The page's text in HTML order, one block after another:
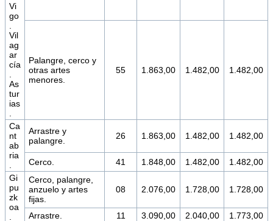
Vi
go
Vil
ag
ar
cía
As
tur
ias
Palangre, cerco y
otras artes
menores.
55 1.863,00 1.482,00 1.482,00
Ca
nt
ab
ria
Arrastre y
palangre.
26 1.863,00 1.482,00 1.482,00
Cerco. 41 1.848,00 1.482,00
1.482,00
Gi
pu
zk
oa
Cerco, palangre,
anzuelo y artes
fijas.
08 2.076,00 1.728,00 1.728,00
Arrastre. 11 3.090,00 2.040,00
1.773,00